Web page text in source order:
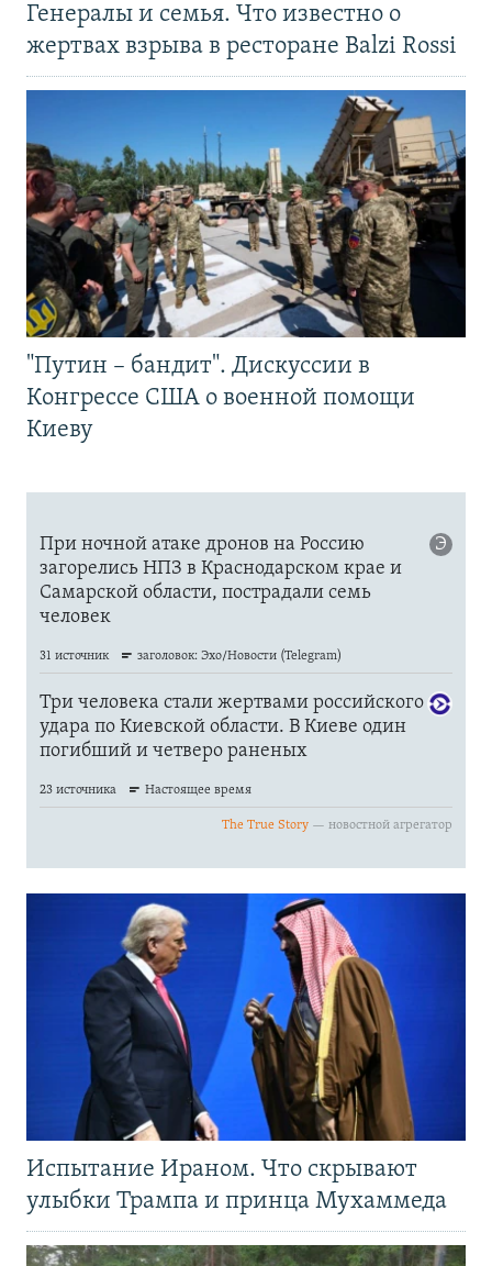
Генералы и семья. Что известно о
жертвах взрыва в ресторане Balzi Rossi
"Путин – бандит". Дискуссии в
Конгрессе США о военной помощи
Киеву
Испытание Ираном. Что скрывают
улыбки Трампа и принца Мухаммеда